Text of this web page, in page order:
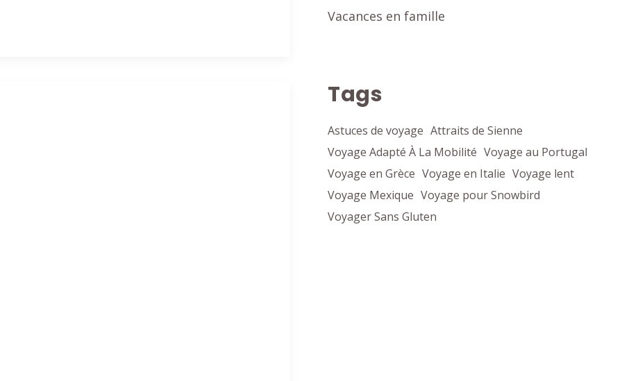
Vacances en famille
Tags
Astuces de voyage Attraits de Sienne
Voyage Adapté À La Mobilité Voyage au Portugal
Voyage en Grèce Voyage en Italie Voyage lent
Voyage Mexique Voyage pour Snowbird
Voyager Sans Gluten